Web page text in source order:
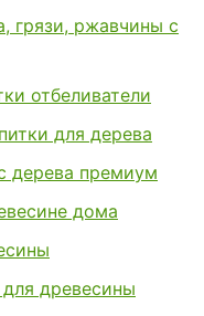
грязи, ржавчины с
отбеливатели
для дерева
дерева премиум
дома
древесины